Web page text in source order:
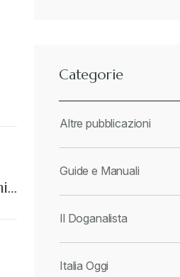
Categorie
Altre pubblicazioni
Guide e Manuali
Il Doganalista
Italia Oggi